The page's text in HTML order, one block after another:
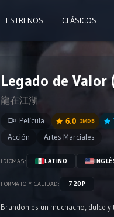
ESTRENOS CLÁSICOS
Legado de
龍在江湖
Película 6.0 IMDB
Acción Artes Marciales
IDIOMAS: LATINO
FORMATO Y CALIDAD: 720P
Brandon es un muchacho, dulce